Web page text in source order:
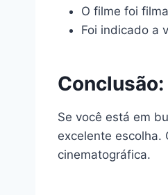
O filme foi
Foi indicado a
Se você está em
excelente escolha.
cinematográfica.